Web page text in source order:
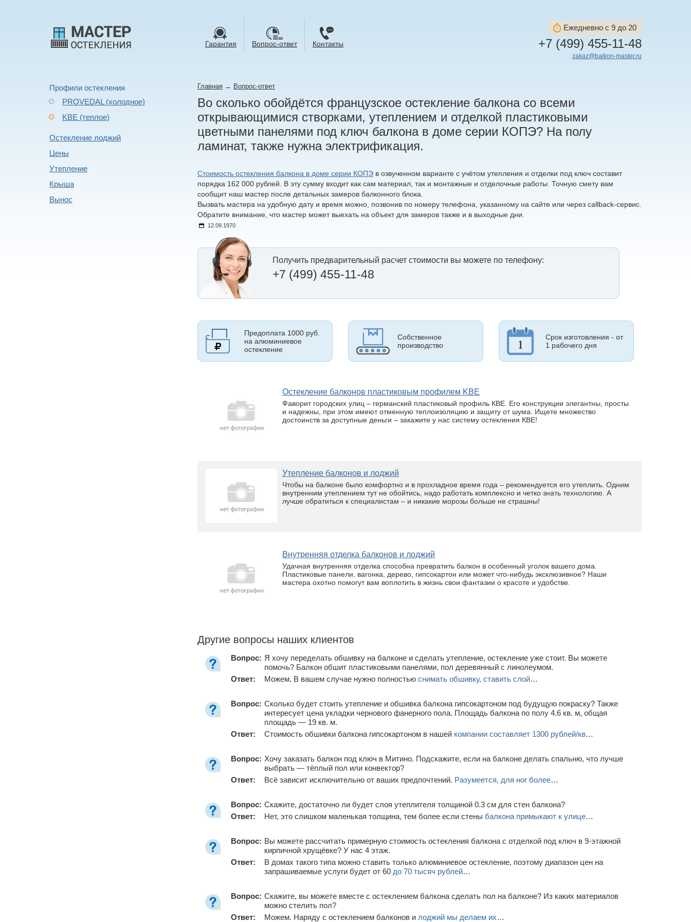
Гарантия Вопрос-ответ Контакты
Ежедневно с 9 до 20
+7 (499) 455-11-48
zakaz@balkon-master.ru
Профили остекления
PROVEDAL (холодное)
KBE (теплое)
Остекление лоджий
Цены
Утепление
Крыша
Вынос
Главная → Вопрос-ответ
Во сколько обойдётся французское остекление балкона со всеми
открывающимися створками, утеплением и отделкой пластиковыми
цветными панелями под ключ балкона в доме серии КОПЭ? На полу
ламинат, также нужна электрификация.
Стоимость остекления балкона в доме серии КОПЭ в озвученном варианте с учётом утепления и отделки под ключ составит
порядка 162 000 рублей. В эту сумму входит как сам материал, так и монтажные и отделочные работы. Точную смету вам
сообщит наш мастер после детальных замеров балконного блока.
Вызвать мастера на удобную дату и время можно, позвонив по номеру телефона, указанному на сайте или через callback-сервис.
Обратите внимание, что мастер может выехать на объект для замеров также и в выходные дни.
12.09.1970
Получить предварительный расчет стоимости вы можете по телефону:
+7 (499) 455-11-48
Предоплата 1000 руб.
на алюминиевое
остекление
Собственное
производство
Срок изготовления - от
1 рабочего дня
Остекление балконов пластиковым профилем KBE
Фаворит городских улиц – германский пластиковый профиль КВЕ. Его конструкции элегантны, просты
и надежны, при этом имеют отменную теплоизоляцию и защиту от шума. Ищете множество
достоинств за доступные деньги – закажите у нас систему остекления КВЕ!
Утепление балконов и лоджий
Чтобы на балконе было комфортно и в прохладное время года – рекомендуется его утеплить. Одним
внутренним утеплением тут не обойтись, надо работать комплексно и четко знать технологию. А
лучше обратиться к специалистам – и никакие морозы больше не страшны!
Внутренняя отделка балконов и лоджий
Удачная внутренняя отделка способна превратить балкон в особенный уголок вашего дома.
Пластиковые панели, вагонка, дерево, гипсокартон или может что-нибудь эксклюзивное? Наши
мастера охотно помогут вам воплотить в жизнь свои фантазии о красоте и удобстве.
Другие вопросы наших клиентов
Вопрос: Я хочу переделать обшивку на балконе и сделать утепление, остекление уже стоит. Вы можете
помочь? Балкон обшит пластиковыми панелями, пол деревянный с линолеумом.
Ответ:
Можем. В вашем случае нужно полностью снимать обшивку, ставить слой…
Вопрос: Сколько будет стоить утепление и обшивка балкона гипсокартоном под будущую покраску? Также
интересует цена укладки чернового фанерного пола. Площадь балкона по полу 4.6 кв. м, общая
площадь — 19 кв. м.
Ответ:
Стоимость обшивки балкона гипсокартоном в нашей компании составляет 1300 рублей/кв…
Вопрос: Хочу заказать балкон под ключ в Митино. Подскажите, если на балконе делать спальню, что лучше
выбрать — тёплый пол или конвектор?
Ответ:
Всё зависит исключительно от ваших предпочтений. Разумеется, для ног более…
Вопрос: Скажите, достаточно ли будет слоя утеплителя толщиной 0.3 см для стен балкона?
Ответ:
Нет, это слишком маленькая толщина, тем более если стены балкона примыкают к улице…
Вопрос: Вы можете рассчитать примерную стоимость остекления балкона с отделкой под ключ в 9-этажной
кирпичной хрущёвке? У нас 4 этаж.
Ответ:
В домах такого типа можно ставить только алюминиевое остекление, поэтому диапазон цен на
запрашиваемые услуги будет от 60 до 70 тысяч рублей…
Вопрос: Скажите, вы можете вместе с остеклением балкона сделать пол на балконе? Из каких материалов
можно стелить пол?
Ответ:
Можем. Наряду с остеклением балконов и лоджий мы делаем их…